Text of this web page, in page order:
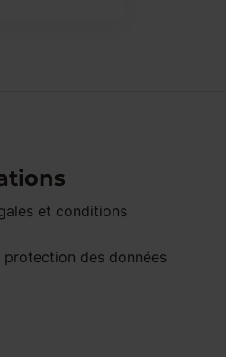
et conditions
protection des données